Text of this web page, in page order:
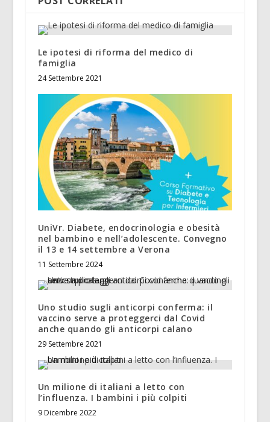
Le ipotesi di riforma del medico di
famiglia
24 Settembre 2021
UniVr. Diabete, endocrinologia e obesità
nel bambino e nell’adolescente. Convegno
il 13 e 14 settembre a Verona
11 Settembre 2024
Uno studio sugli anticorpi conferma: il
vaccino serve a proteggerci dal Covid
anche quando gli anticorpi calano
29 Settembre 2021
Un milione di italiani a letto con
l’influenza. I bambini i più colpiti
9 Dicembre 2022